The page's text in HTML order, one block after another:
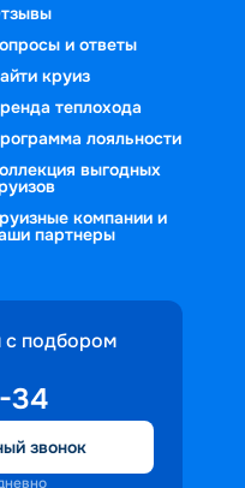
и ответы
круиз
теплохода
лояльности
выгодных
компании и
партнеры
подбором
34
звонок